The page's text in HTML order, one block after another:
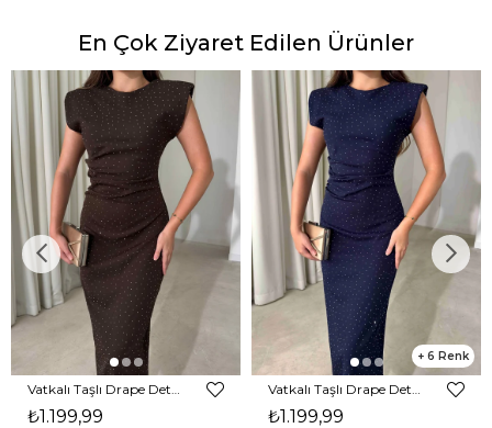
En Çok Ziyaret Edilen Ürünler
₺1.199,99
6
₺1.199,99